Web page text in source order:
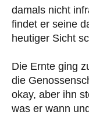
damals nicht
findet er seine
heutiger Sicht
Die Ernte ging
die
okay, aber ihn
was er wann